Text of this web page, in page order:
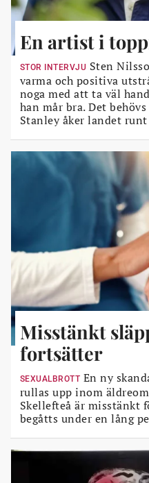
En artist i
STOR INTERVJU Sten
varma och positiva
noga med att ta väl
han mår bra. Det
Stanley åker landet
Misstänkt
fortsätter
SEXUALBROTT En ny
rullas upp inom
Skellefteå är misstänkt
begåtts under en lång